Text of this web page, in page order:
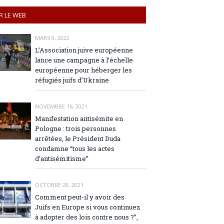
LE WEB
MARS 9, 2022
L’Association juive européenne
lance une campagne à l’échelle
européenne pour héberger les
réfugiés juifs d’Ukraine
NOVEMBRE 16, 2021
Manifestation antisémite en
Pologne : trois personnes
arrêtées, le Président Duda
condamne “tous les actes
d’antisémitisme”
OCTOBRE 28, 2021
Comment peut-il y avoir des
Juifs en Europe si vous continuez
à adopter des lois contre nous ?”,